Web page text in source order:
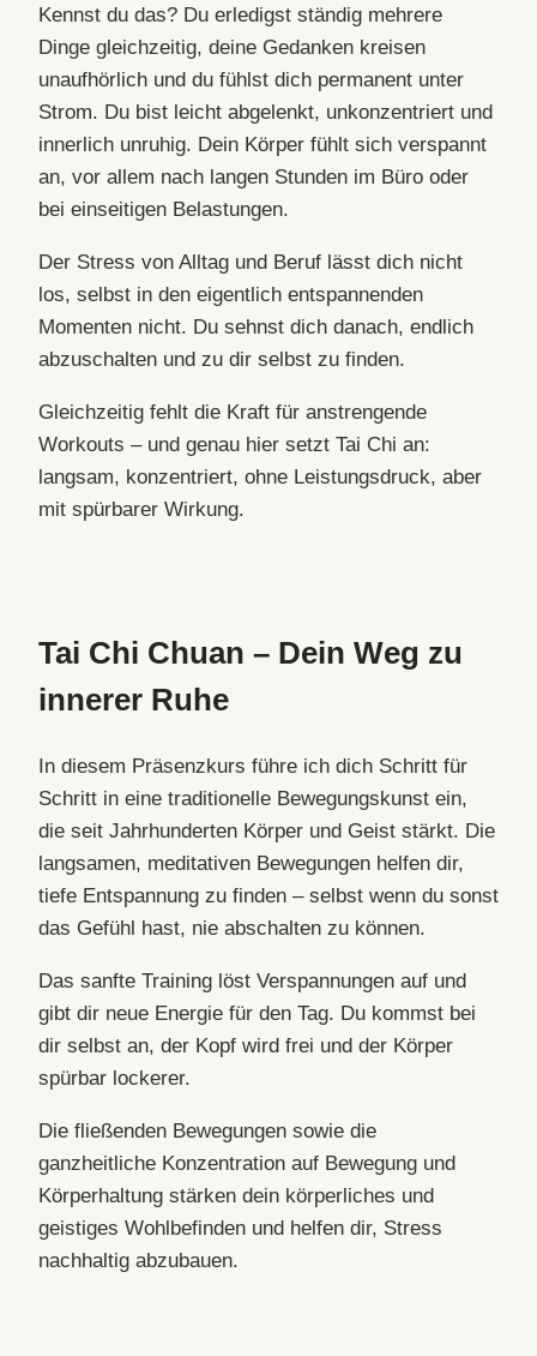
Kennst du das? Du erledigst ständig mehrere
Dinge gleichzeitig, deine Gedanken kreisen
unaufhörlich und du fühlst dich permanent unter
Strom. Du bist leicht abgelenkt, unkonzentriert und
innerlich unruhig. Dein Körper fühlt sich verspannt
an, vor allem nach langen Stunden im Büro oder
bei einseitigen Belastungen.
Der Stress von Alltag und Beruf lässt dich nicht
los, selbst in den eigentlich entspannenden
Momenten nicht. Du sehnst dich danach, endlich
abzuschalten und zu dir selbst zu finden.
Gleichzeitig fehlt die Kraft für anstrengende
Workouts – und genau hier setzt Tai Chi an:
langsam, konzentriert, ohne Leistungsdruck, aber
mit spürbarer Wirkung.
Tai Chi Chuan – Dein Weg zu
innerer Ruhe
In diesem Präsenzkurs führe ich dich Schritt für
Schritt in eine traditionelle Bewegungskunst ein,
die seit Jahrhunderten Körper und Geist stärkt. Die
langsamen, meditativen Bewegungen helfen dir,
tiefe Entspannung zu finden – selbst wenn du sonst
das Gefühl hast, nie abschalten zu können.
Das sanfte Training löst Verspannungen auf und
gibt dir neue Energie für den Tag. Du kommst bei
dir selbst an, der Kopf wird frei und der Körper
spürbar lockerer.
Die fließenden Bewegungen sowie die
ganzheitliche Konzentration auf Bewegung und
Körperhaltung stärken dein körperliches und
geistiges Wohlbefinden und helfen dir, Stress
nachhaltig abzubauen.